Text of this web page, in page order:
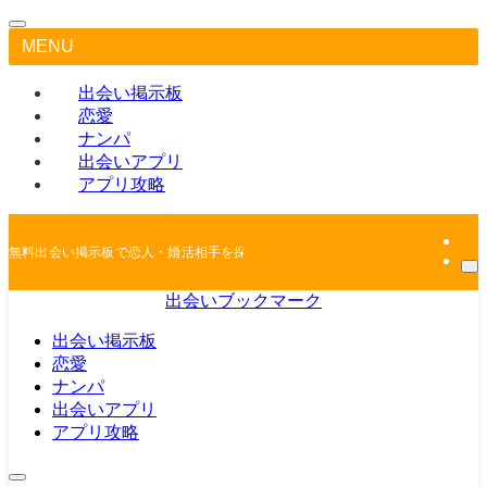
MENU
出会い掲示板
恋愛
ナンパ
出会いアプリ
アプリ攻略
無料出会い掲示板で恋人・婚活相手を探しちゃおう
出会いブックマーク
出会い掲示板
恋愛
ナンパ
出会いアプリ
アプリ攻略